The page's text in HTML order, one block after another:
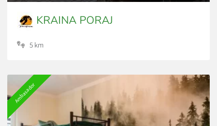
KRAINA PORAJ
5 km
Ambasador